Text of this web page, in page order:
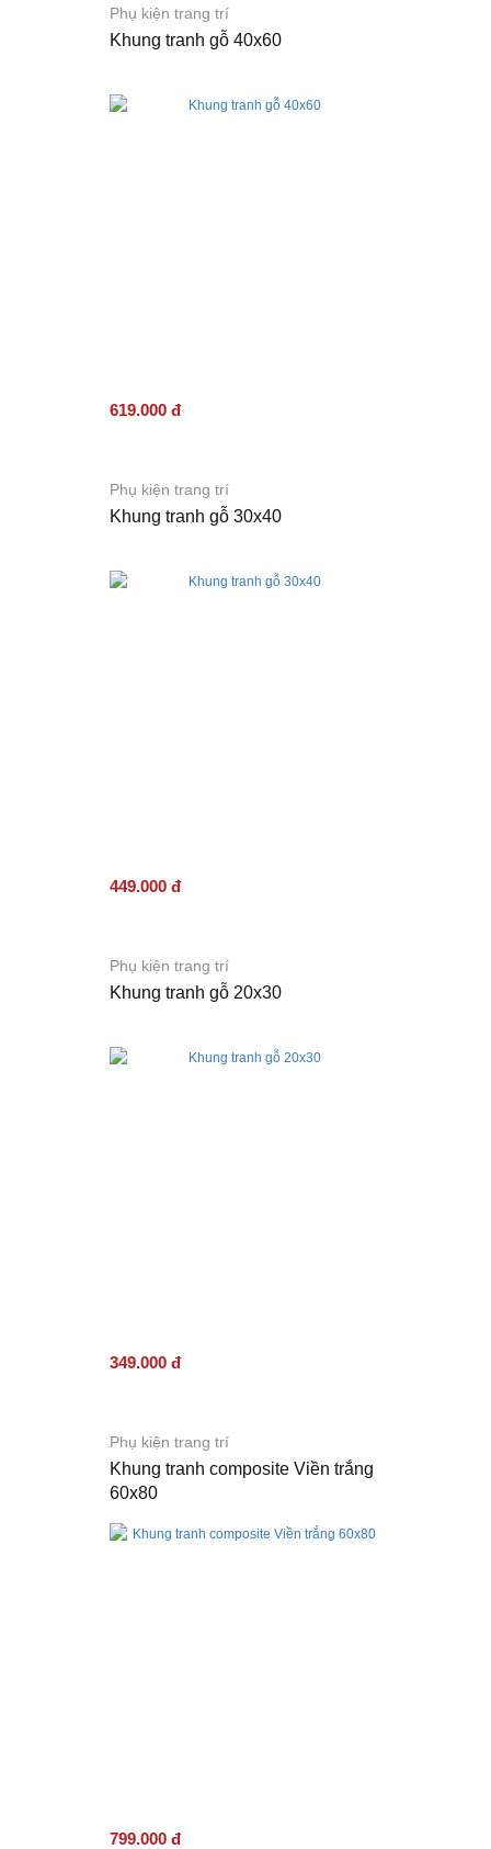
Phụ kiện trang trí
Khung tranh gỗ 40x60
619.000 đ
Phụ kiện trang trí
Khung tranh gỗ 30x40
449.000 đ
Phụ kiện trang trí
Khung tranh gỗ 20x30
349.000 đ
Phụ kiện trang trí
Khung tranh composite Viền trắng
60x80
799.000 đ